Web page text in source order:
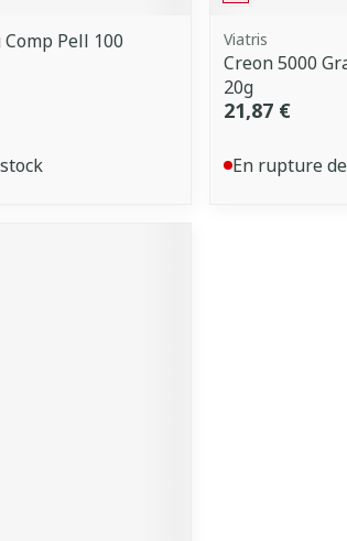
Pell 100 Viatris
Creon 5000
20g
21,87 €
En rupture